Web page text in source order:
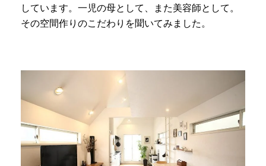
しています。一児の母として、また美容師として。
その空間作りのこだわりを聞いてみました。